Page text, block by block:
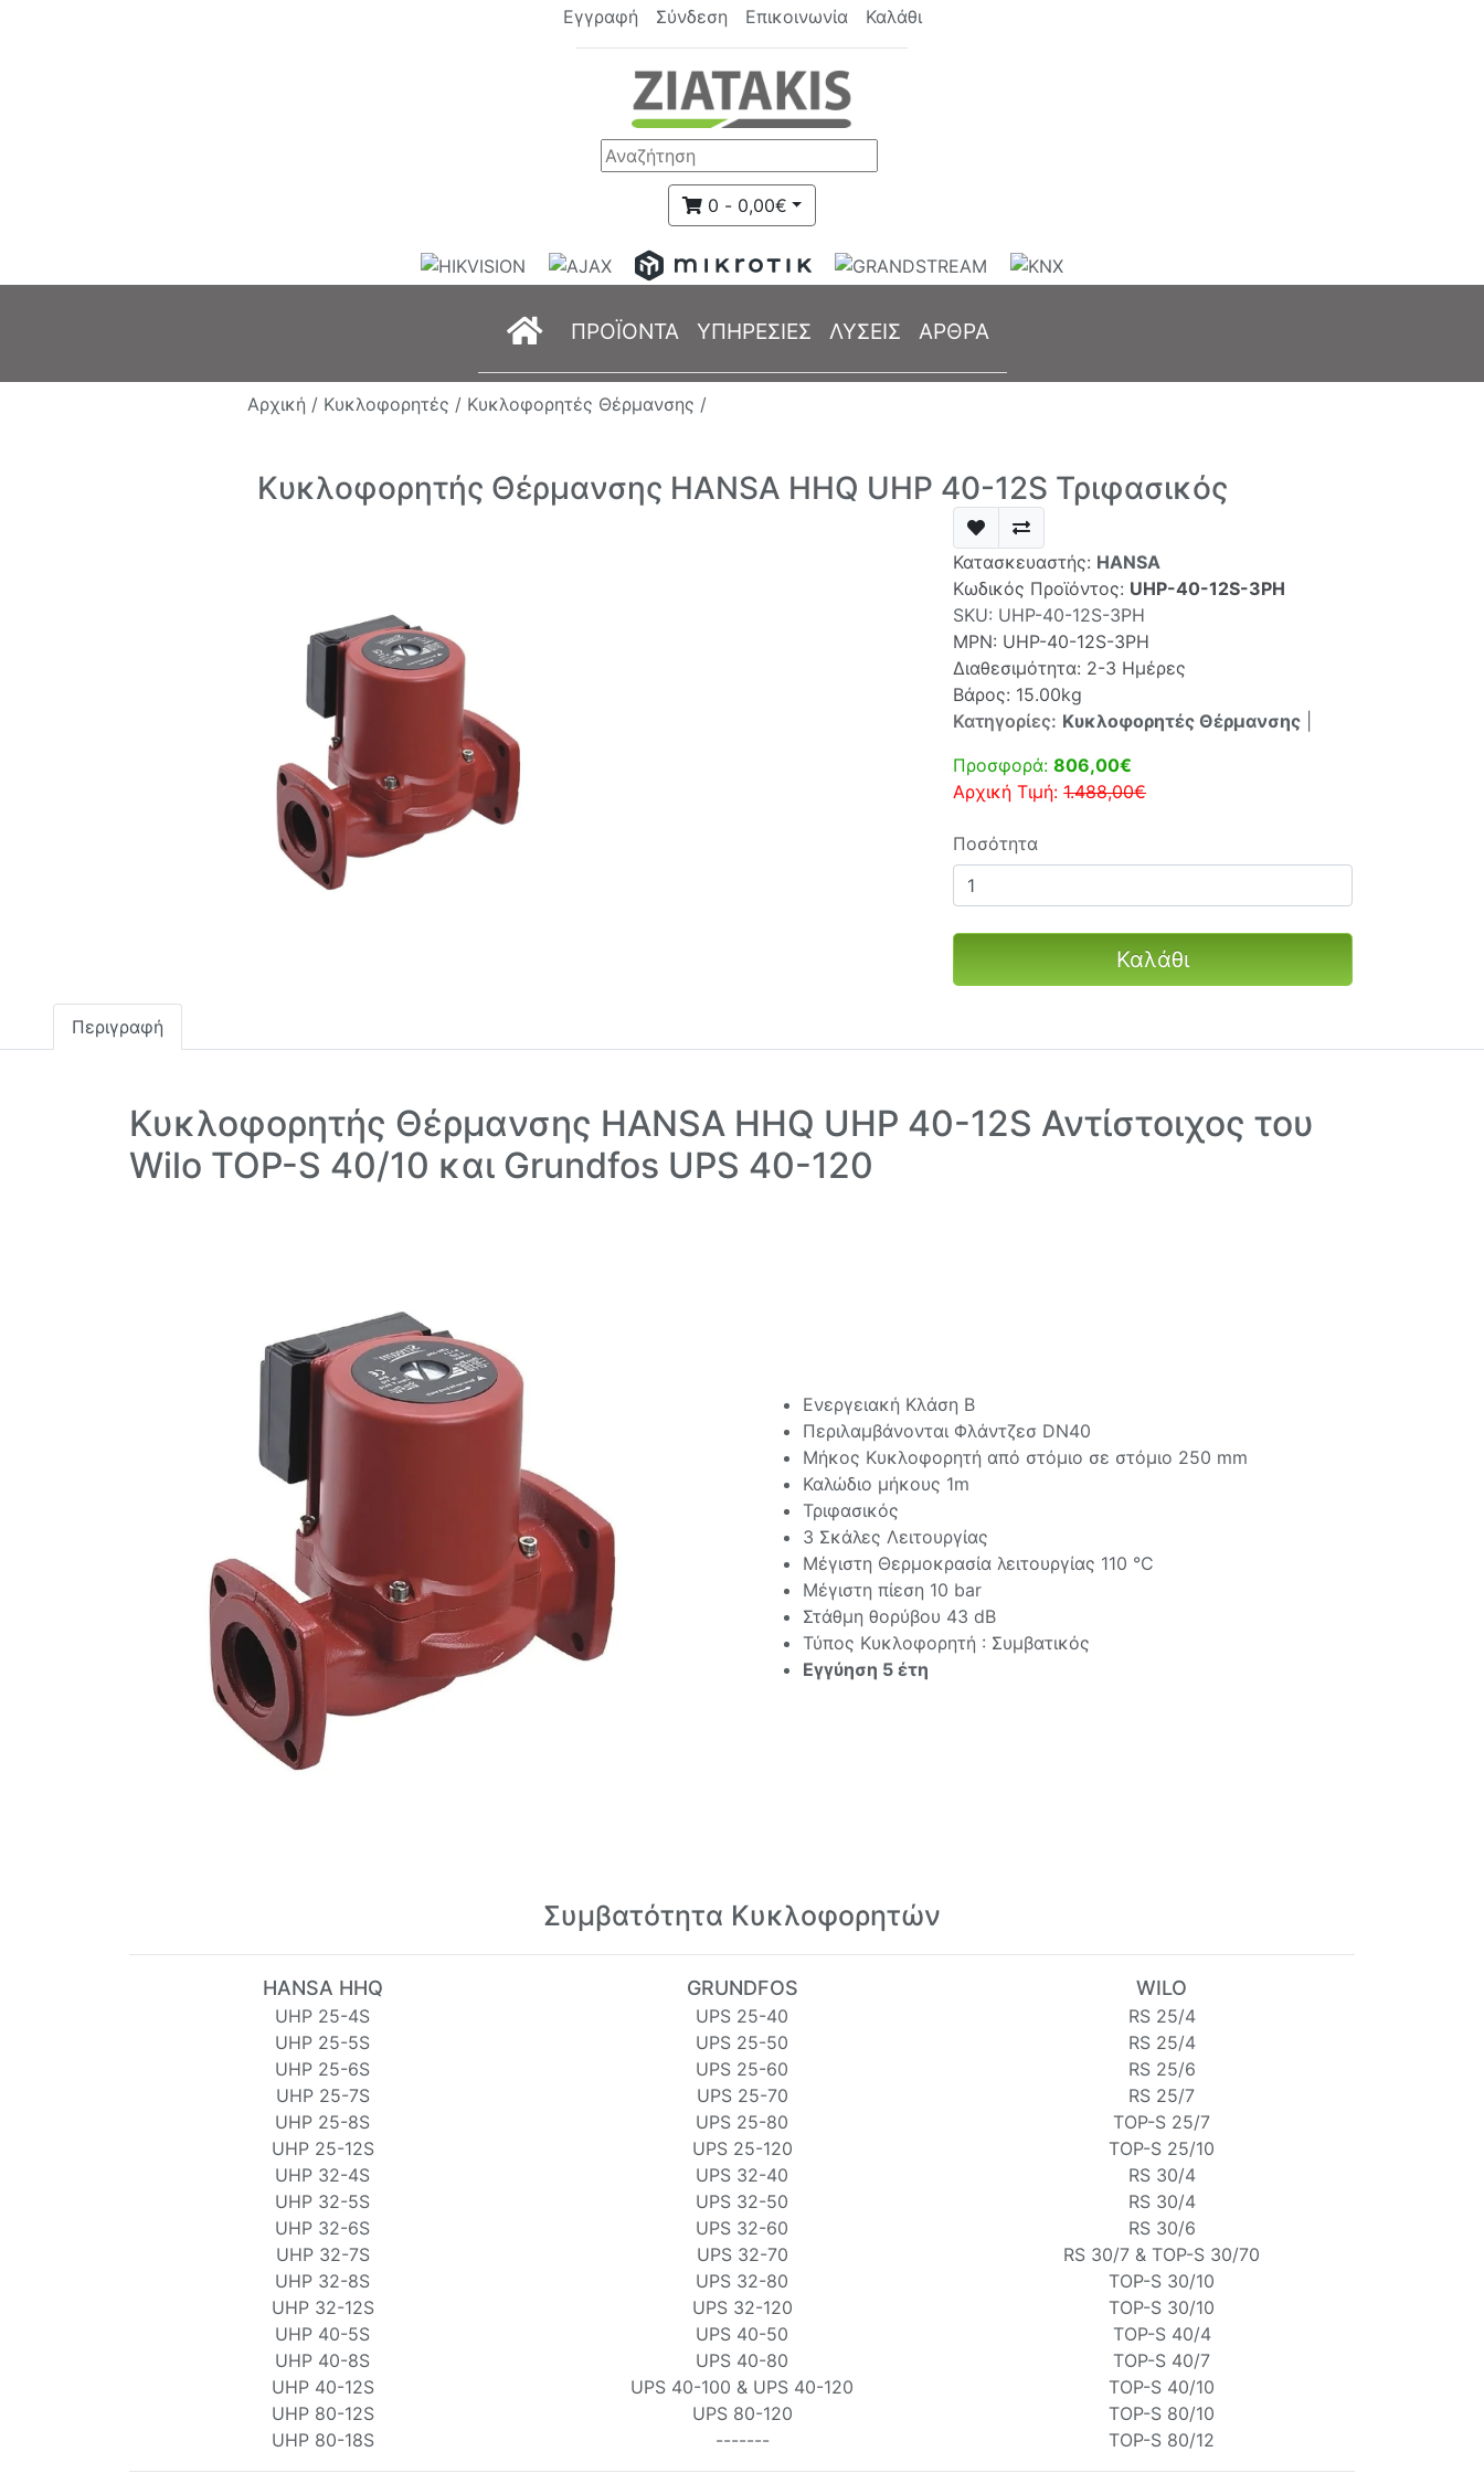
Εγγραφή Σύνδεση Επικοινωνία Καλάθι
0 - 0,00€
(current)
ΠΡΟΪΟΝΤΑ ΥΠΗΡΕΣΙΕΣ ΛΥΣΕΙΣ ΑΡΘΡΑ
Αρχική / Κυκλοφορητές / Κυκλοφορητές Θέρμανσης /
Κυκλοφορητής Θέρμανσης HANSA HHQ UHP 40-12S Τριφασικός
Κατασκευαστής: HANSA
Κωδικός Προϊόντος: UHP-40-12S-3PH
SKU: UHP-40-12S-3PH
MPN: UHP-40-12S-3PH
Διαθεσιμότητα: 2-3 Ημέρες
Βάρος: 15.00kg
Κατηγορίες: Κυκλοφορητές Θέρμανσης
Προσφορά:806,00€
Αρχική Τιμή:1.488,00€
Ποσότητα
Καλάθι
Περιγραφή
Κυκλοφορητής Θέρμανσης HANSA HHQ UHP 40-12S Αντίστοιχος του
Wilo TOP-S 40/10 και Grundfos UPS 40-120
Ενεργειακή Κλάση Β
Περιλαμβάνονται Φλάντζεσ DN40
Μήκος Κυκλοφορητή από στόμιo σε στόμιο 250 mm
Καλώδιο μήκους 1m
Τριφασικός
3 Σκάλες Λειτουργίας
Μέγιστη Θερμοκρασία λειτουργίας 110 °C
Μέγιστη πίεση 10 bar
Στάθμη θορύβου 43 dB
Τύπος Κυκλοφορητή : Συμβατικός
Εγγύηση 5 έτη
Συμβατότητα Κυκλοφορητών
HANSA HHQ GRUNDFOS WILO
UHP 25-4S UPS 25-40
RS 25/4
UHP 25-5S
UPS 25-50
RS 25/4
UHP 25-6S
UPS 25-60
RS 25/6
UHP 25-7S
UPS 25-70
RS 25/7
UHP 25-8S
UPS 25-80
TOP-S 25/7
UHP 25-12S
UPS 25-120
TOP-S 25/10
UHP 32-4S
UPS 32-40
RS 30/4
UHP 32-5S
UPS 32-50
RS 30/4
UHP 32-6S
UPS 32-60
RS 30/6
UHP 32-7S
UPS 32-70
RS 30/7 & TOP-S 30/70
UHP 32-8S
UPS 32-80
TOP-S 30/10
UHP 32-12S
UPS 32-120
TOP-S 30/10
UHP 40-5S
UPS 40-50
TOP-S 40/4
UHP 40-8S
UPS 40-80
TOP-S 40/7
UHP 40-12S
UPS 40-100 & UPS 40-120
TOP-S 40/10
UHP 80-12S
UPS 80-120
TOP-S 80/10
UHP 80-18S
------- TOP-S 80/12